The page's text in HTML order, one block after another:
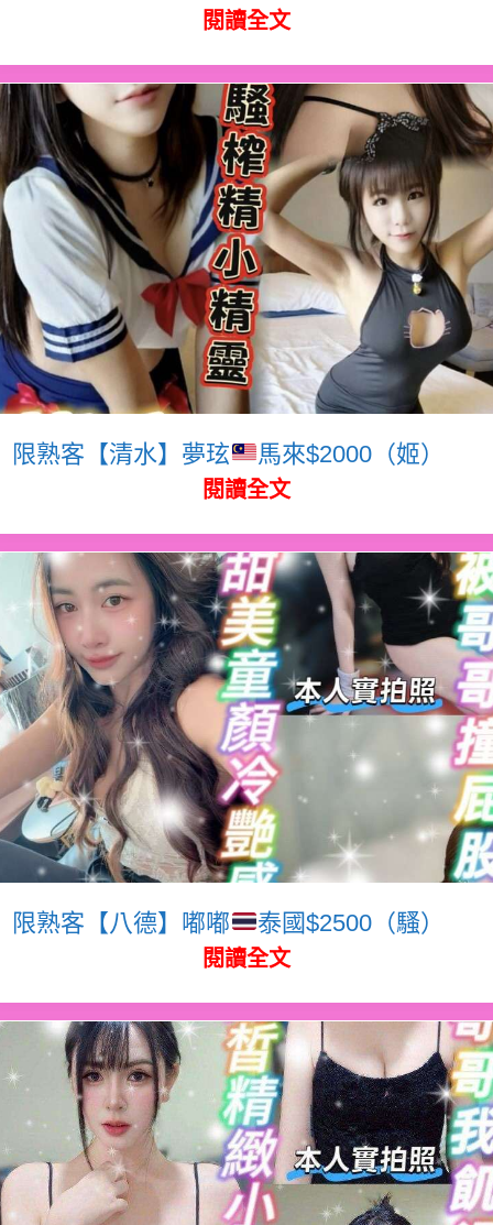
閱讀全文
限熟客【清水】夢玹 馬來$2000（姬）
閱讀全文
限熟客【八德】嘟嘟 泰國$2500（騷）
閱讀全文